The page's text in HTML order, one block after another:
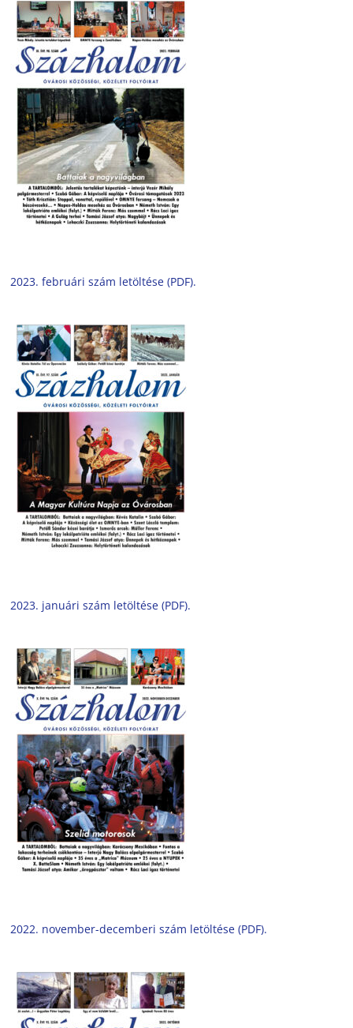
2023. februári szám letöltése (PDF).
2023. januári szám letöltése (PDF).
2022. november-decemberi szám letöltése (PDF).